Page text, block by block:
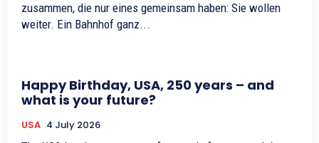
zusammen, die nur eines gemeinsam haben: Sie wollen
weiter. Ein Bahnhof ganz...
Happy Birthday, USA, 250 years – and
what is your future?
USA 4 July 2026